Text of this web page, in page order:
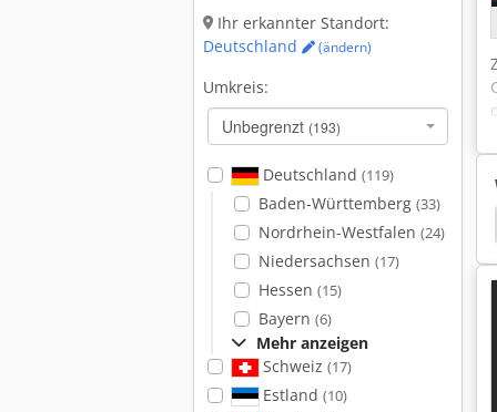
Ihr erkannter Standort:
Deutschland
(ändern)
Umkreis:
Unbegrenzt (193)
Deutschland (119)
Baden-Württemberg (33)
Nordrhein-Westfalen (24)
Niedersachsen (17)
Hessen (15)
Bayern (6)
Mehr anzeigen
Schweiz (17)
Estland (10)
Hubtische